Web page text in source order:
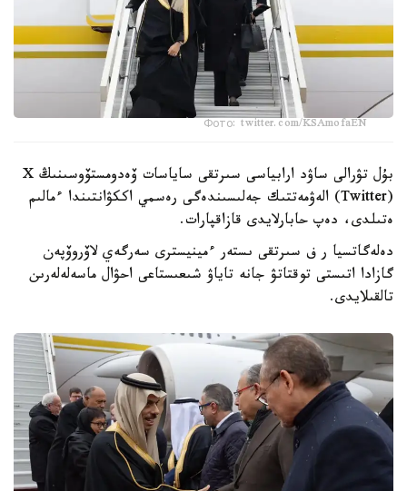
Фото: twitter.com/KSAmofaEN
بۇل تۋرالى ساۋد ارابياسى سىرتقى ساياسات ۆەدومستۆوسىنىڭ X
(Twitter) الەۋمەتتىك جەلىسىندەگى رەسمي اككۋانتىندا ءمالىم
ەتىلدى، دەپ حابارلايدى قازاقپارات.
دەلەگاتسيا ر ف سىرتقى ىستەر ءمينيسترى سەرگەي لاۆروۆپەن
گازادا اتىستى توقتاتۋ جانە تاياۋ شىعىستاعى احۋال ماسەلەلەرىن
تالقىلايدى.